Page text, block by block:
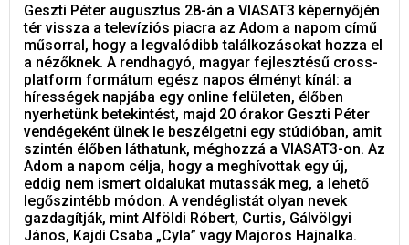
Geszti Péter augusztus 28-án a VIASAT3 képernyőjén
tér vissza a televíziós piacra az Adom a napom című
műsorral, hogy a legvalódibb találkozásokat hozza el
a nézőknek. A rendhagyó, magyar fejlesztésű cross-
platform formátum egész napos élményt kínál: a
hírességek napjába egy online felületen, élőben
nyerhetünk betekintést, majd 20 órakor Geszti Péter
vendégeként ülnek le beszélgetni egy stúdióban, amit
szintén élőben láthatunk, méghozzá a VIASAT3-on. Az
Adom a napom célja, hogy a meghívottak egy új,
eddig nem ismert oldalukat mutassák meg, a lehető
legőszintébb módon. A vendéglistát olyan nevek
gazdagítják, mint Alföldi Róbert, Curtis, Gálvölgyi
János, Kajdi Csaba „Cyla” vagy Majoros Hajnalka.